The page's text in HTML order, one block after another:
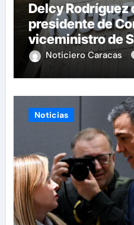
Delcy Rodríguez
presidente de
viceministro de
Eléctricos
Noticiero Caracas
Noticias